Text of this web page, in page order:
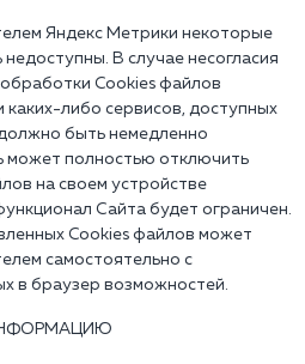
Яндекс Метрики некоторые
В случае несогласия
Cookies файлов
каких-либо сервисов, доступных
быть немедленно
может полностью отключить
на своем устройстве
Сайта будет ограничен.
Cookies файлов может
самостоятельно с
в браузер возможностей.